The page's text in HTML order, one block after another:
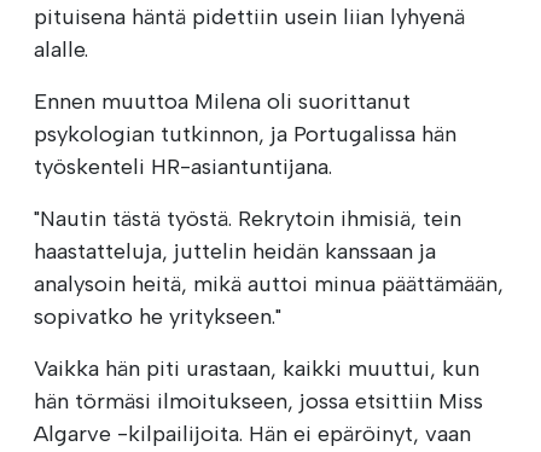
pituisena häntä pidettiin usein liian lyhyenä
alalle.
Ennen muuttoa Milena oli suorittanut
psykologian tutkinnon, ja Portugalissa hän
työskenteli HR-asiantuntijana.
"Nautin tästä työstä. Rekrytoin ihmisiä, tein
haastatteluja, juttelin heidän kanssaan ja
analysoin heitä, mikä auttoi minua päättämään,
sopivatko he yritykseen."
Vaikka hän piti urastaan, kaikki muuttui, kun
hän törmäsi ilmoitukseen, jossa etsittiin Miss
Algarve -kilpailijoita. Hän ei epäröinyt, vaan